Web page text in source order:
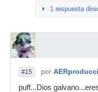
1 respuesta
#15 por
puff...Dios